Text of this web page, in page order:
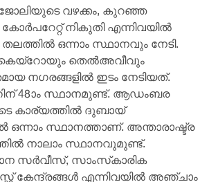
വഴക്കം, കുറഞ്ഞ
നികുതി എന്നിവയില്‍
ഒന്നാം സ്ഥാനവും നേടി.
കെയ്‌റോയും തെല്‍അവീവും
നഗരങ്ങളില്‍ ഇടം നേടിയത്.
48ാം സ്ഥാനമുണ്ട്. ആഡംബര
കാര്യത്തില്‍ ദുബായ്
സ്ഥാനത്താണ്. അന്താരാഷ്ട്ര
നാലാം സ്ഥാനവുമുണ്ട്.
സര്‍വീസ്, സാംസ്‌കാരിക
കേന്ദ്രങ്ങള്‍ എന്നിവയില്‍ അഞ്ചാം